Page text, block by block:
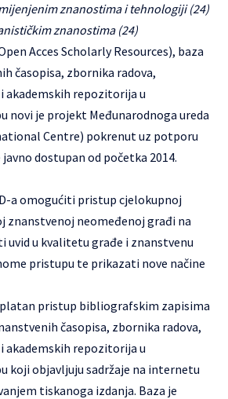
znanostima i tehnologiji (24)
znanostima (24)
Acces Scholarly Resources), baza
časopisa, zbornika radova,
akademskih repozitorija u
novi je projekt Međunarodnoga ureda
Centre) pokrenut uz potporu
javno dostupan od početka 2014.
a omogućiti pristup cjelokupnoj
znanstvenoj neomeđenoj građi na
uvid u kvalitetu građe i znanstvenu
pristupu te prikazati nove načine
pristup bibliografskim zapisima
časopisa, zbornika radova,
akademskih repozitorija u
koji objavljuju sadržaje na internetu
tiskanoga izdanja. Baza je